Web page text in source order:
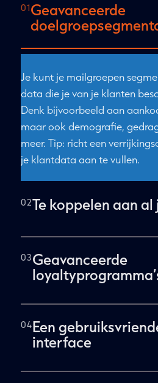
Geavanceerde
Je kunt je mailgroepen
data die je van je klanten
Denk bijvoorbeeld aan
maar ook demografie,
meer. Tip: richt een
je klantdata aan te vullen.
Te koppelen aan
Geavanceerde
Een
interface